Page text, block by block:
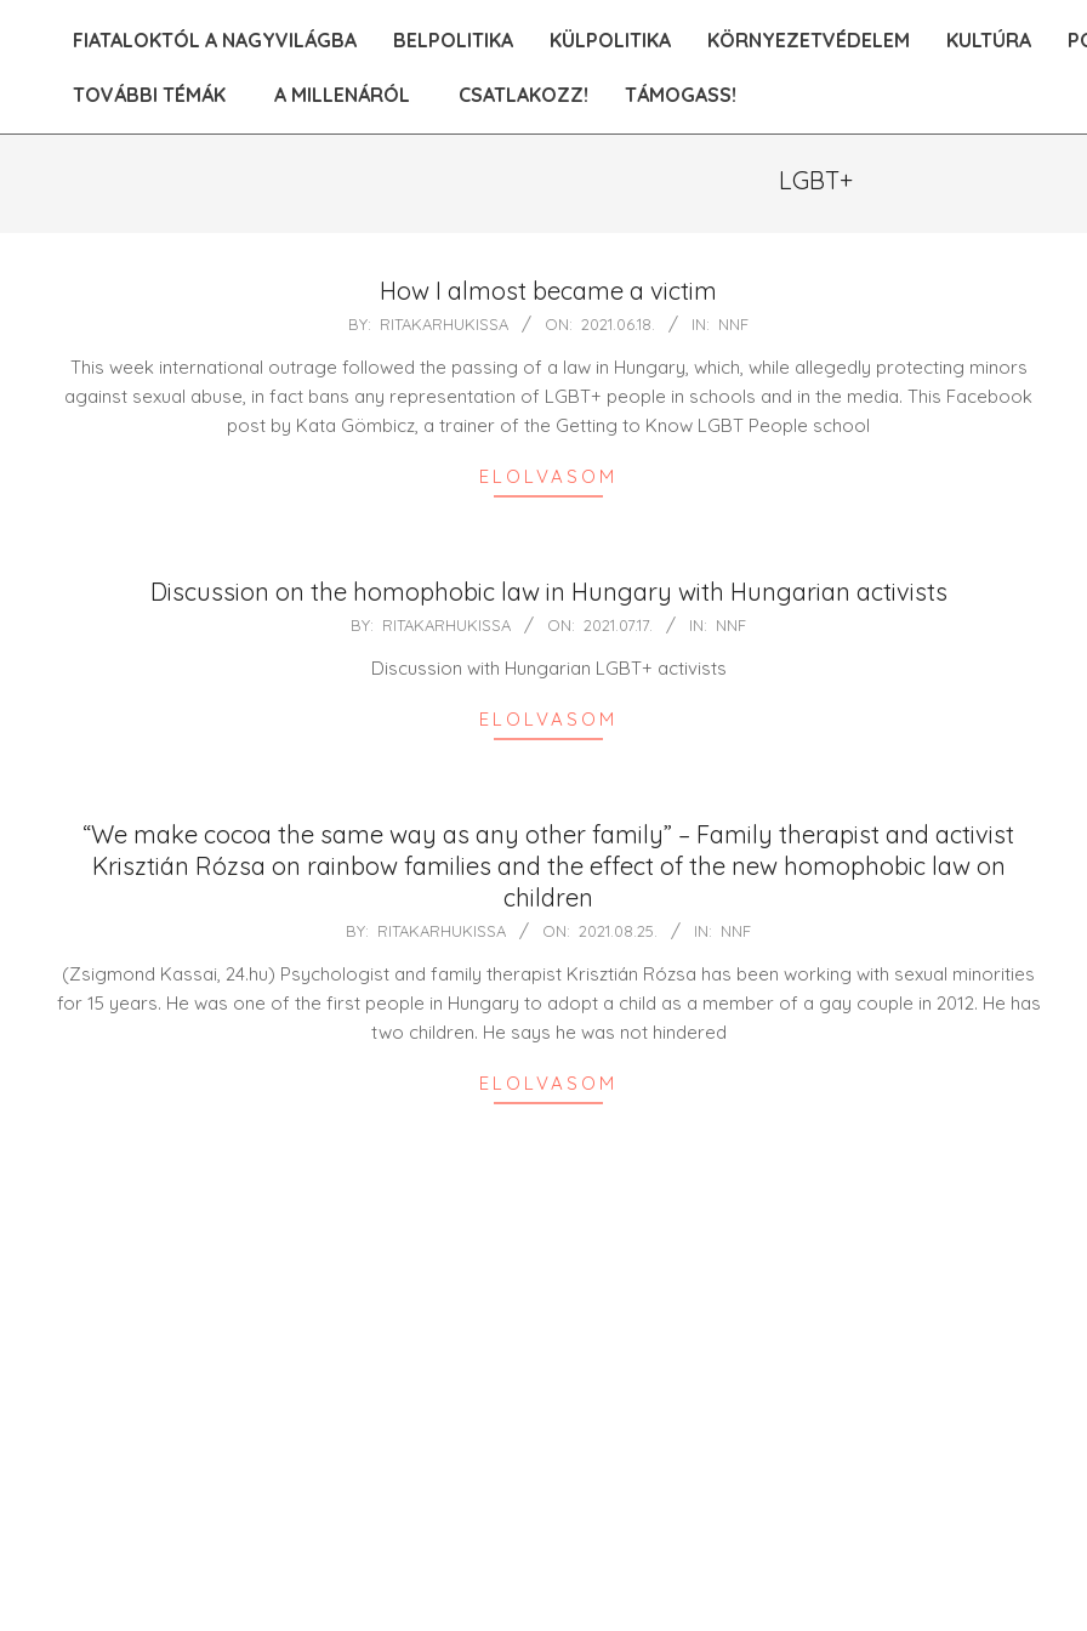
FIATALOKTÓL A NAGYVILÁGBA BELPOLITIKA KÜLPOLITIKA KÖRNYEZETVÉDELEM KULTÚRA
TOVÁBBI TÉMÁK A MILLENÁRÓL CSATLAKOZZ! TÁMOGASS!
LGBT+
How I almost became a victim
BY: RITAKARHUKISSA ON: 2021.06.18. IN: NNF
This week international outrage followed the passing of a law in Hungary, which, while allegedly protecting minors
against sexual abuse, in fact bans any representation of LGBT+ people in schools and in the media. This Facebook
post by Kata Gömbicz, a trainer of the Getting to Know LGBT People school
ELOLVASOM
Discussion on the homophobic law in Hungary with Hungarian activists
BY: RITAKARHUKISSA ON: 2021.07.17. IN: NNF
Discussion with Hungarian LGBT+ activists
ELOLVASOM
“We make cocoa the same way as any other family” – Family therapist and activist
Krisztián Rózsa on rainbow families and the effect of the new homophobic law on
children
25
BY: RITAKARHUKISSA ON: 2021.08.25. IN: NNF
(Zsigmond Kassai, 24.hu) Psychologist and family therapist Krisztián Rózsa has been working with sexual minorities
for 15 years. He was one of the first people in Hungary to adopt a child as a member of a gay couple in 2012. He has
two children. He says he was not hindered
ELOLVASOM